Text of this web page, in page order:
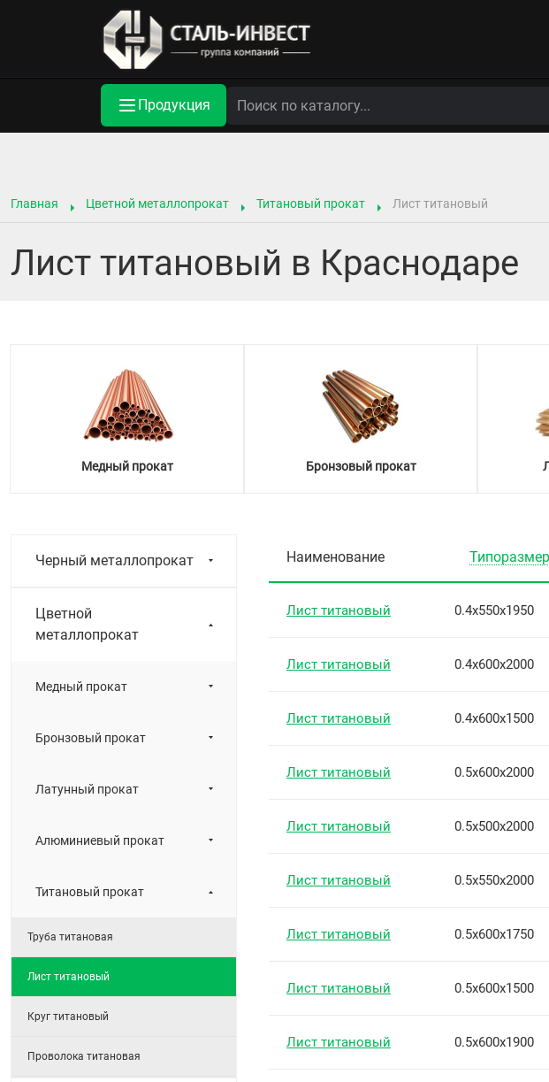
Продукция
Главная Цветной металлопрокат Титановый прокат Лист титановый
Лист титановый в Краснодаре
Медный прокат Бронзовый прокат
Черный металлопрокат
Цветной
металлопрокат
Медный прокат
Бронзовый прокат
Латунный прокат
Алюминиевый прокат
Титановый прокат
Труба титановая
Лист титановый
Круг титановый
Проволока титановая
Наименование Типоразмер
Лист титановый 0.4х550х1950
Лист титановый 0.4х600х2000
Лист титановый 0.4х600х1500
Лист титановый 0.5х600х2000
Лист титановый 0.5х500х2000
Лист титановый 0.5х550х2000
Лист титановый 0.5х600х1750
Лист титановый 0.5х600х1500
Лист титановый 0.5х600х1900